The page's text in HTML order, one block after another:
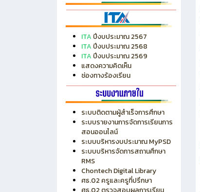
ITAปีงบประมาณ 2567
ITAปีงบประมาณ 2568
ปีงบประมาณ 2569
แสดงความคิดเห็น
ช่องทางร้องเรียน
ระบบติดตามผู้สำเร็จการศึกษา
ระบบรายงานการจัดการเรียนการ
สอนออนไลน์
ระบบบริหารงบประมาณ MyPSD